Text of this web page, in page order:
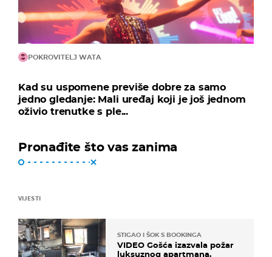
POKROVITELJ WATA
Kad su uspomene previše dobre za samo
jedno gledanje: Mali uređaj koji je još jednom
oživio trenutke s ple...
Pronađite što vas zanima
VIJESTI
STIGAO I ŠOK S BOOKINGA
VIDEO Gošća izazvala požar
luksuznog apartmana.